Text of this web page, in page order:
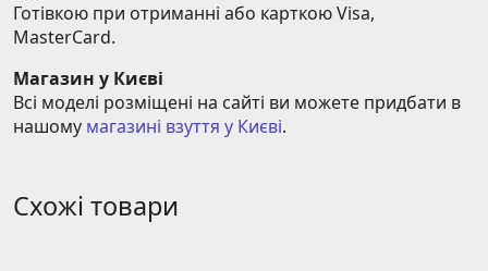
Готівкою при отриманні або карткою Visa,
MasterCard.
Магазин у Києві
Всі моделі розміщені на сайті ви можете придбати в
нашому магазині взуття у Києві.
Схожі товари